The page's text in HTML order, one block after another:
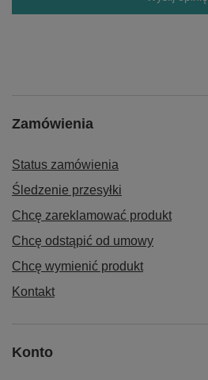
Zamówienia
Status zamówienia
Śledzenie przesyłki
Chcę zareklamować produkt
Chcę odstąpić od umowy
Chcę wymienić produkt
Kontakt
Konto